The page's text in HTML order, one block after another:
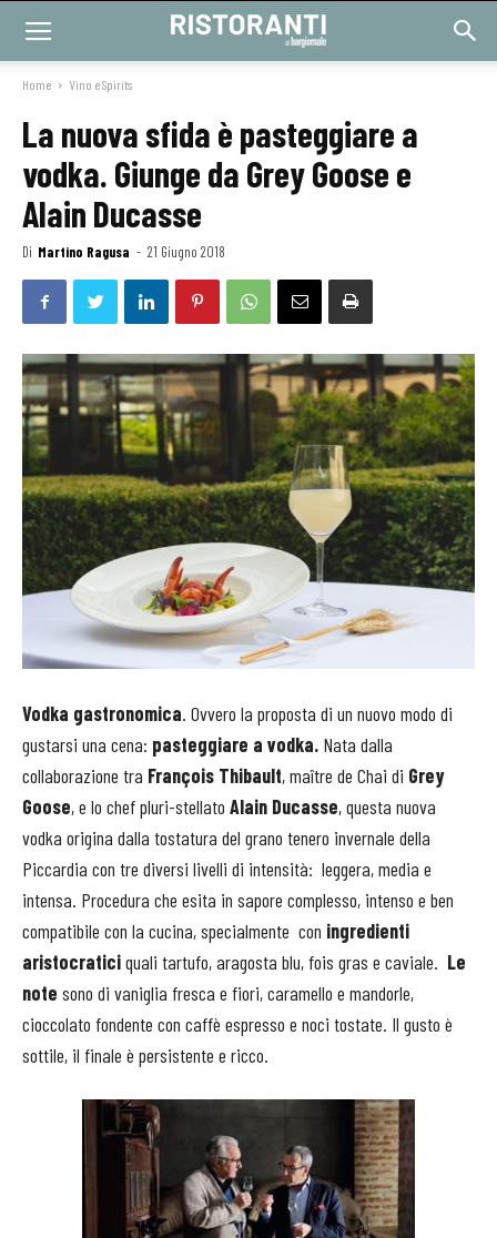
Home Vino e Spirits
La nuova sfida è pasteggiare a
vodka. Giunge da Grey Goose e
Alain Ducasse
Di Martino Ragusa - 21 Giugno 2018
Vodka gastronomica. Ovvero la proposta di un nuovo modo di
gustarsi una cena: pasteggiare a vodka. Nata dalla
collaborazione tra François Thibault, maître de Chai di Grey
Goose, e lo chef pluri-stellato Alain Ducasse, questa nuova
vodka origina dalla tostatura del grano tenero invernale della
Piccardia con tre diversi livelli di intensità: leggera, media e
intensa. Procedura che esita in sapore complesso, intenso e ben
compatibile con la cucina, specialmente con ingredienti
aristocraticiquali tartufo, aragosta blu, fois gras e caviale. Le
note sono di vaniglia fresca e fiori, caramello e mandorle,
cioccolato fondente con caffè espresso e noci tostate. Il gusto è
sottile, il finale è persistente e ricco.